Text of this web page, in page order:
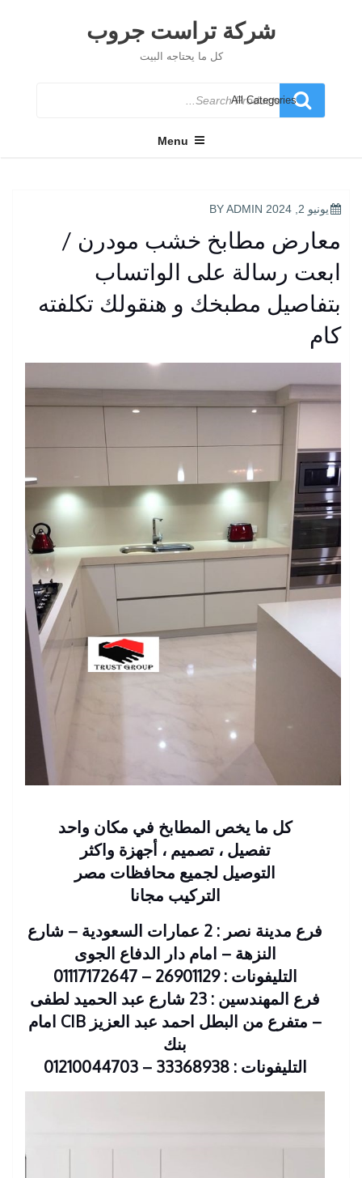
شركة تراست جروب
كل ما يحتاجه البيت
Search
for
Menu
POSTED
يونيو 2, 2024 ADMIN
معارض مطابخ خشب مودرن /
ابعت رسالة على الواتساب
بتفاصيل مطبخك و هنقولك تكلفته
كام
كل ما يخص المطابخ في مكان واحد
تفصيل ، تصميم ، أجهزة واكثر
التوصيل لجميع محافظات مصر
التركيب مجانا
فرع مدينة نصر : 2 عمارات السعودية – شارع
النزهة – امام دار الدفاع الجوى
التليفونات : 26901129 – 01117172647
فرع المهندسين : 23 شارع عبد الحميد لطفى
– متفرع من البطل احمد عبد العزيز CIB امام
بنك
التليفونات : 33368938 – 01210044703